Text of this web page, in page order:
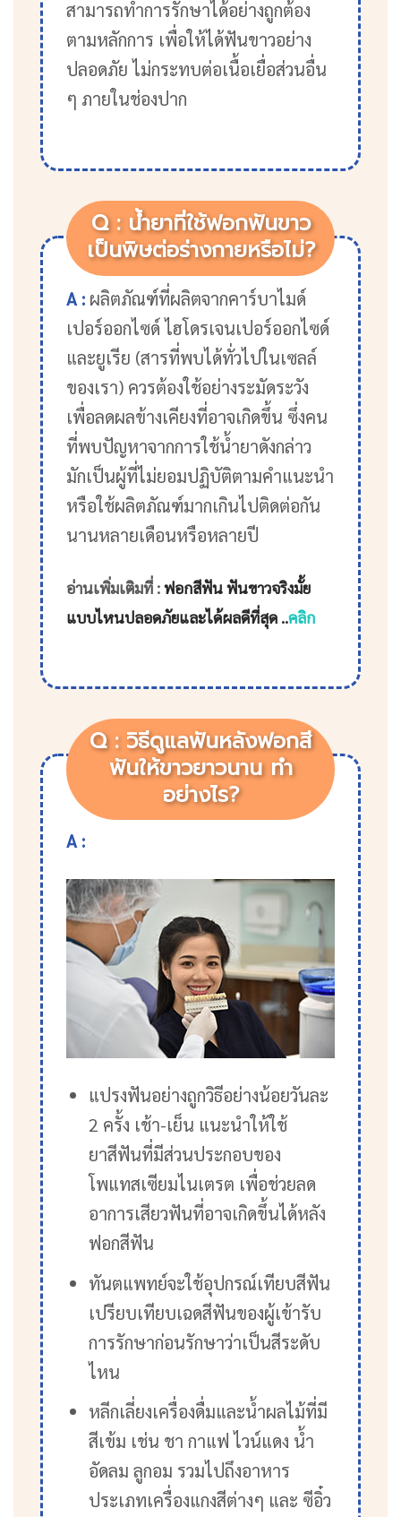
สามารถทำการรักษาได้อย่างถูกต้อง
ตามหลักการ เพื่อให้ได้ฟันขาวอย่าง
ปลอดภัย ไม่กระทบต่อเนื้อเยื่อส่วนอื่น
ๆ ภายในช่องปาก
Q : น้ำยาที่ใช้ฟอกฟันขาว
เป็นพิษต่อร่างกายหรือไม่?
A : ผลิตภัณฑ์ที่ผลิตจากคาร์บาไมด์
เปอร์ออกไซด์ ไฮโดรเจนเปอร์ออกไซด์
และยูเรีย (สารที่พบได้ทั่วไปในเซลล์
ของเรา) ควรต้องใช้อย่างระมัดระวัง
เพื่อลดผลข้างเคียงที่อาจเกิดขึ้น ซึ่งคน
ที่พบปัญหาจากการใช้น้ำยาดังกล่าว
มักเป็นผู้ที่ไม่ยอมปฏิบัติตามคำแนะนำ
หรือใช้ผลิตภัณฑ์มากเกินไปติดต่อกัน
นานหลายเดือนหรือหลายปี
อ่านเพิ่มเติมที่ :ฟอกสีฟัน ฟันขาวจริงมั้ย
แบบไหนปลอดภัยและได้ผลดีที่สุด ..คลิก
Q : วิธีดูแลฟันหลังฟอกสี
ฟันให้ขาวยาวนาน ทำ
อย่างไร?
A :
แปรงฟันอย่างถูกวิธีอย่างน้อยวันละ
2 ครั้ง เช้า-เย็น แนะนำให้ใช้
ยาสีฟันที่มีส่วนประกอบของ
โพแทสเซียมไนเตรต เพื่อช่วยลด
อาการเสียวฟันที่อาจเกิดขึ้นได้หลัง
ฟอกสีฟัน
ทันตแพทย์จะใช้อุปกรณ์เทียบสีฟัน
เปรียบเทียบเฉดสีฟันของผู้เข้ารับ
การรักษาก่อนรักษาว่าเป็นสีระดับ
ไหน
หลีกเลี่ยงเครื่องดื่มและน้ำผลไม้ที่มี
สีเข้ม เช่น ชา กาแฟ ไวน์แดง น้ำ
อัดลม ลูกอม รวมไปถึงอาหาร
ประเภทเครื่องแกงสีต่างๆ และ ซีอิ๋ว